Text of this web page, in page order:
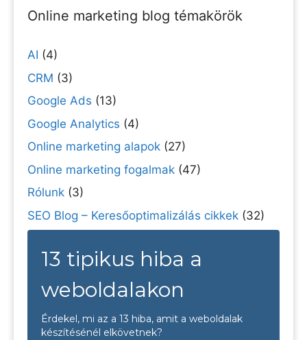
Online marketing blog témakörök
AI (4)
CRM (3)
Google Ads (13)
Google Analytics (4)
Online marketing alapok (27)
Online marketing fogalmak (47)
Rólunk (3)
SEO Blog – Keresőoptimalizálás cikkek (32)
13 tipikus hiba a
weboldalakon
Érdekel, mi az a 13 hiba, amit a weboldalak
készítésénél elkövetnek?